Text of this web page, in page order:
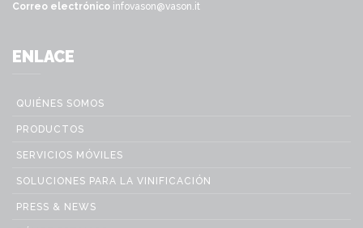
Correo electrónico infovason@vason.it
ENLACE
QUIÉNES SOMOS
PRODUCTOS
SERVICIOS MÓVILES
SOLUCIONES PARA LA VINIFICACIÓN
PRESS & NEWS